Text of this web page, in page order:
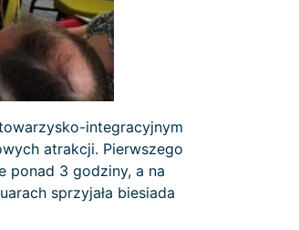
integracyjnym
atrakcji. Pierwszego
ponad 3 godziny, a na
sprzyjała biesiada